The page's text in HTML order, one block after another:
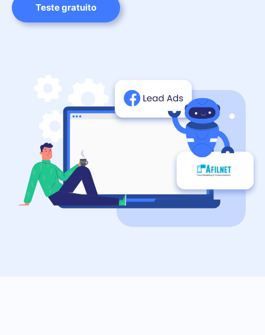
Teste gratuito